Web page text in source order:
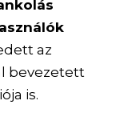
az
bevezetett
is.